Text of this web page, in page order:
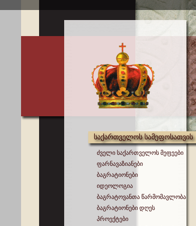
საქართველოს სამეფოსათვის
ძველი საქართველოს მეფეები
ფარნავაზიანები
ბაგრატიონები
იდეოლოგია
ბაგრატოვანთა წარმომავლობა
ბაგრატიონები დღეს
პროექტები